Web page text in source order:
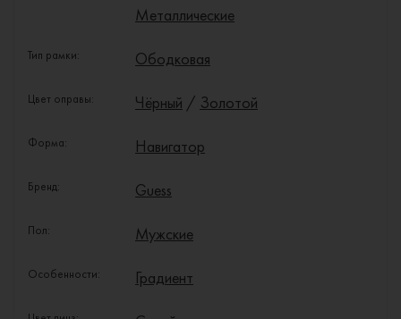
Металлические
Тип рамки: Ободковая
Цвет оправы: Чёрный / Золотой
Форма: Навигатор
Бренд: Guess
Пол: Мужские
Особенности: Градиент